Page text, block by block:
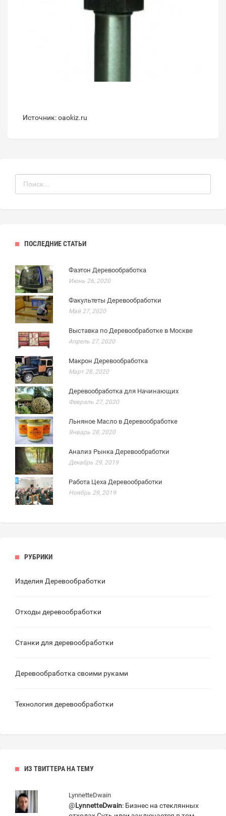
Источник: oaokiz.ru
ПОСЛЕДНИЕ СТАТЬИ
Фаэтон Деревообработка
Июнь 26, 2020
Факультеты Деревообработки
Май 27, 2020
Выставка по Деревообработке в Москве
Апрель 27, 2020
Макрон Деревообработка
Март 28, 2020
Деревообработка для Начинающих
Февраль 27, 2020
Льняное Масло в Деревообработке
Январь 28, 2020
Анализ Рынка Деревообработки
Декабрь 29, 2019
Работа Цеха Деревообработки
Ноябрь 29, 2019
РУБРИКИ
Изделия Деревообработки
Отходы деревообработки
Станки для деревообработки
Деревообработка своими руками
Технология деревообработки
ИЗ ТВИТТЕРА НА ТЕМУ
LynnetteDwain
@LynnetteDwain: Бизнес на стеклянных